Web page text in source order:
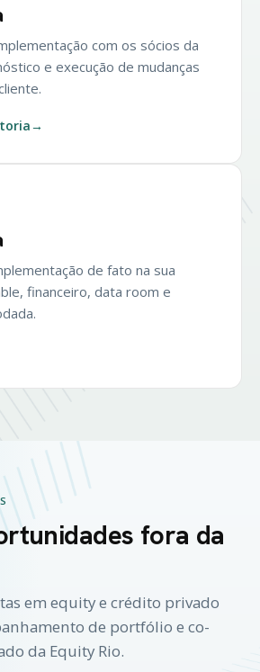
com os sócios da
e execução de mudanças
→
de fato na sua
financeiro, data room e
fora da
em equity e crédito privado
de portfólio e co-
da Equity Rio.